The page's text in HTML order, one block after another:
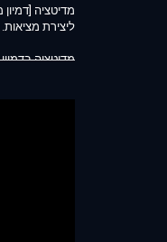
מדיטציה
ליצירת
מדיטציה